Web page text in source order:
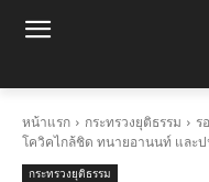
หน้าแรก กระทรวงยุติธรรม
ร
โควิคไกล้ชิด ทนายอานนท์ และ
กระทรวงยุติธรรม